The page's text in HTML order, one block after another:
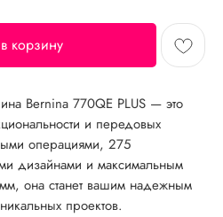
корзину
Bernina 770QE PLUS — это
и передовых
операциями, 275
дизайнами и максимальным
она станет вашим надежным
проектов.